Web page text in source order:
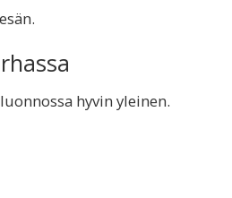
hyvin yleinen.